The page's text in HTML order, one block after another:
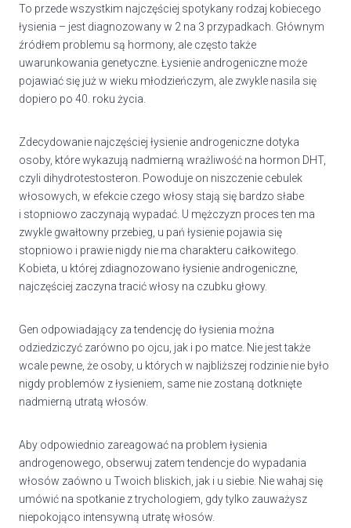
To przede wszystkim najczęściej spotykany rodzaj kobiecego
łysienia – jest diagnozowany w 2 na 3 przypadkach. Głównym
źródłem problemu są hormony, ale często także
uwarunkowania genetyczne. Łysienie androgeniczne może
pojawiać się już w wieku młodzieńczym, ale zwykle nasila się
dopiero po 40. roku życia.
Zdecydowanie najczęściej łysienie androgeniczne dotyka
osoby, które wykazują nadmierną wrażliwość na hormon DHT,
czyli dihydrotestosteron. Powoduje on niszczenie cebulek
włosowych, w efekcie czego włosy stają się bardzo słabe
i stopniowo zaczynają wypadać. U mężczyzn proces ten ma
zwykle gwałtowny przebieg, u pań łysienie pojawia się
stopniowo i prawie nigdy nie ma charakteru całkowitego.
Kobieta, u której zdiagnozowano łysienie androgeniczne,
najczęściej zaczyna tracić włosy na czubku głowy.
Gen odpowiadający za tendencję do łysienia można
odziedziczyć zarówno po ojcu, jak i po matce. Nie jest także
wcale pewne, że osoby, u których w najbliższej rodzinie nie było
nigdy problemów z łysieniem, same nie zostaną dotknięte
nadmierną utratą włosów.
Aby odpowiednio zareagować na problem łysienia
androgenowego, obserwuj zatem tendencje do wypadania
włosów zaówno u Twoich bliskich, jak i u siebie. Nie wahaj się
umówić na spotkanie z trychologiem, gdy tylko zauważysz
niepokojąco intensywną utratę włosów.